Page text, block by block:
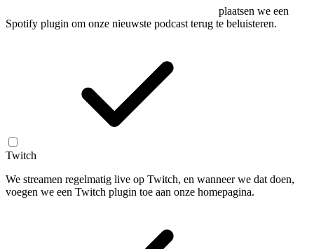
plaatsen we een
Spotify plugin om onze nieuwste podcast terug te beluisteren.
Twitch
We streamen regelmatig live op Twitch, en wanneer we dat doen,
voegen we een Twitch plugin toe aan onze homepagina.